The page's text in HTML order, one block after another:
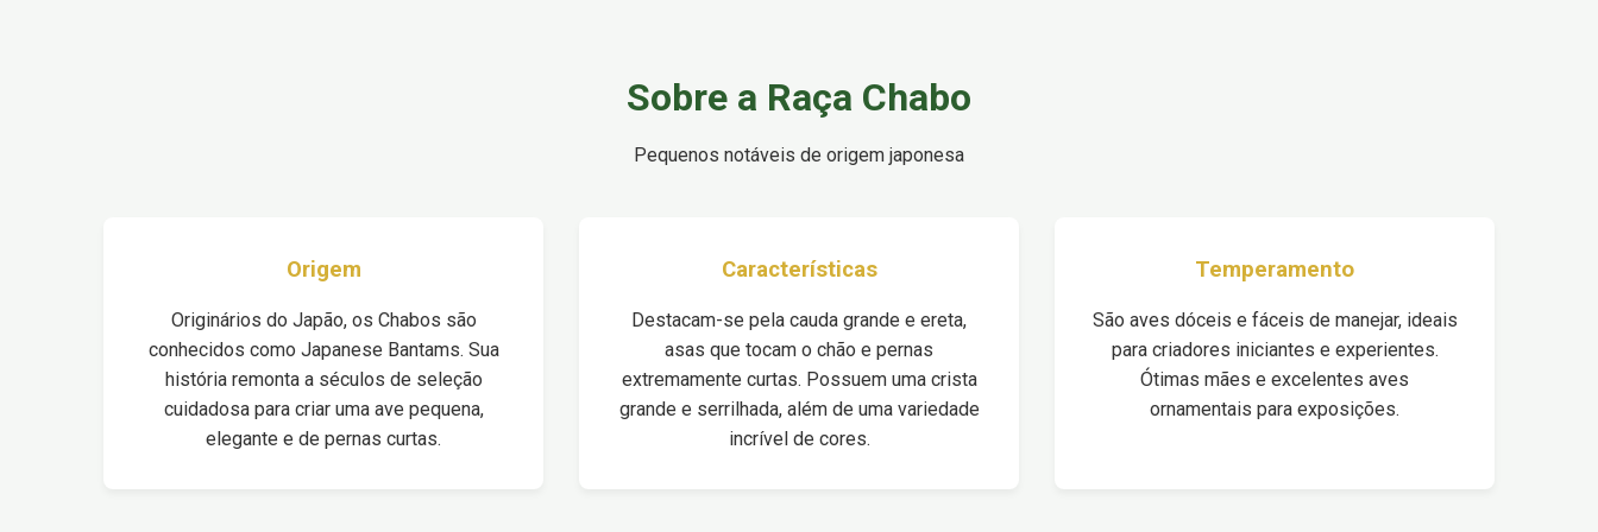
Sobre a Raça Chabo
Pequenos notáveis de origem japonesa
Origem
Originários do Japão, os Chabos são
conhecidos como Japanese Bantams. Sua
história remonta a séculos de seleção
cuidadosa para criar uma ave pequena,
elegante e de pernas curtas.
Características
Destacam-se pela cauda grande e ereta,
asas que tocam o chão e pernas
extremamente curtas. Possuem uma crista
grande e serrilhada, além de uma variedade
incrível de cores.
Temperamento
São aves dóceis e fáceis de manejar, ideais
para criadores iniciantes e experientes.
Ótimas mães e excelentes aves
ornamentais para exposições.